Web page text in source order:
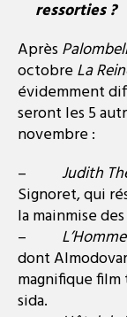
ressorties ?
Après
octobreLa
évidemment
seront les 5
novembre :
– Judith
Signoret, qui
la mainmise
–
dont
magnifique
sida.